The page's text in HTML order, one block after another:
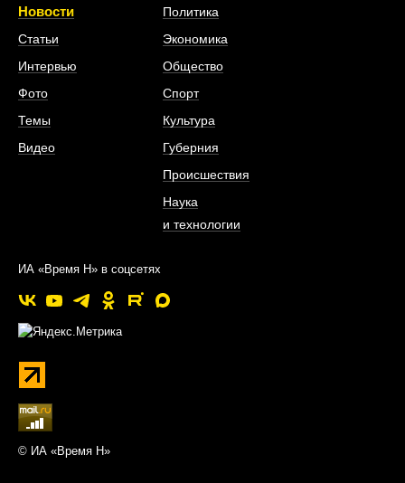
Новости
Статьи
Интервью
Фото
Темы
Видео
Политика
Экономика
Общество
Спорт
Культура
Губерния
Происшествия
Наука
и технологии
ИА «Время Н» в соцсетях
© ИА «Время Н»